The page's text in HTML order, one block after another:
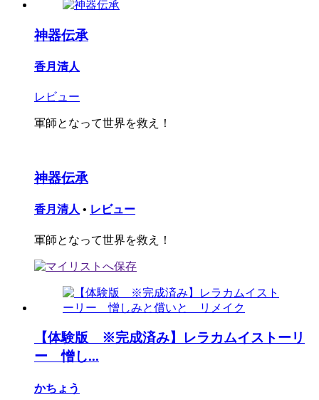
神器伝承
香月清人
レビュー
軍師となって世界を救え！
神器伝承
香月清人 • レビュー
軍師となって世界を救え！
【体験版 ※完成済み】レラカムイストーリ
ー 憎し...
かちょう